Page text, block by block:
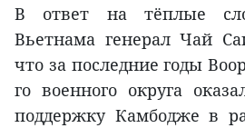
В ответ на тёплые
Вьетнама генерал Чай
что за последние годы
го военного округа
поддержку Камбодже в